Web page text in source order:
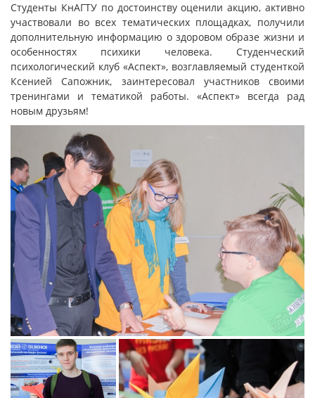
Студенты КнАГТУ по достоинству оценили акцию, активно
участвовали во всех тематических площадках, получили
дополнительную информацию о здоровом образе жизни и
особенностях психики человека. Студенческий
психологический клуб «Аспект», возглавляемый студенткой
Ксенией Сапожник, заинтересовал участников своими
тренингами и тематикой работы. «Аспект» всегда рад
новым друзьям!